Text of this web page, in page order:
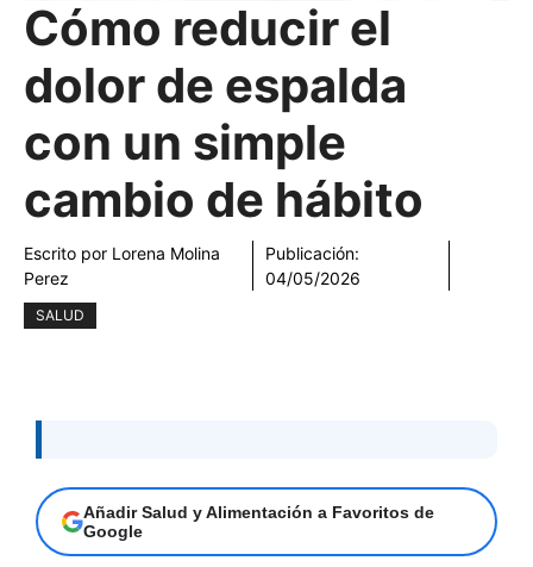
Cómo reducir el
dolor de espalda
con un simple
cambio de hábito
Escrito por Lorena Molina
Perez
Publicación:
04/05/2026
SALUD
Añadir Salud y Alimentación a Favoritos de
Google